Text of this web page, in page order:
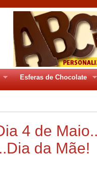
Esferas de Chocolate
4 de
da Mãe!